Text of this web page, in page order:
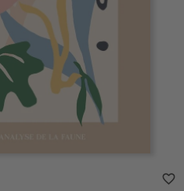
favorite_border